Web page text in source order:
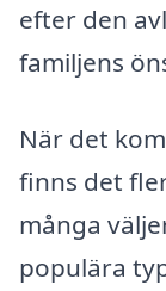
efter den
familjens
När det
finns det
många
populära